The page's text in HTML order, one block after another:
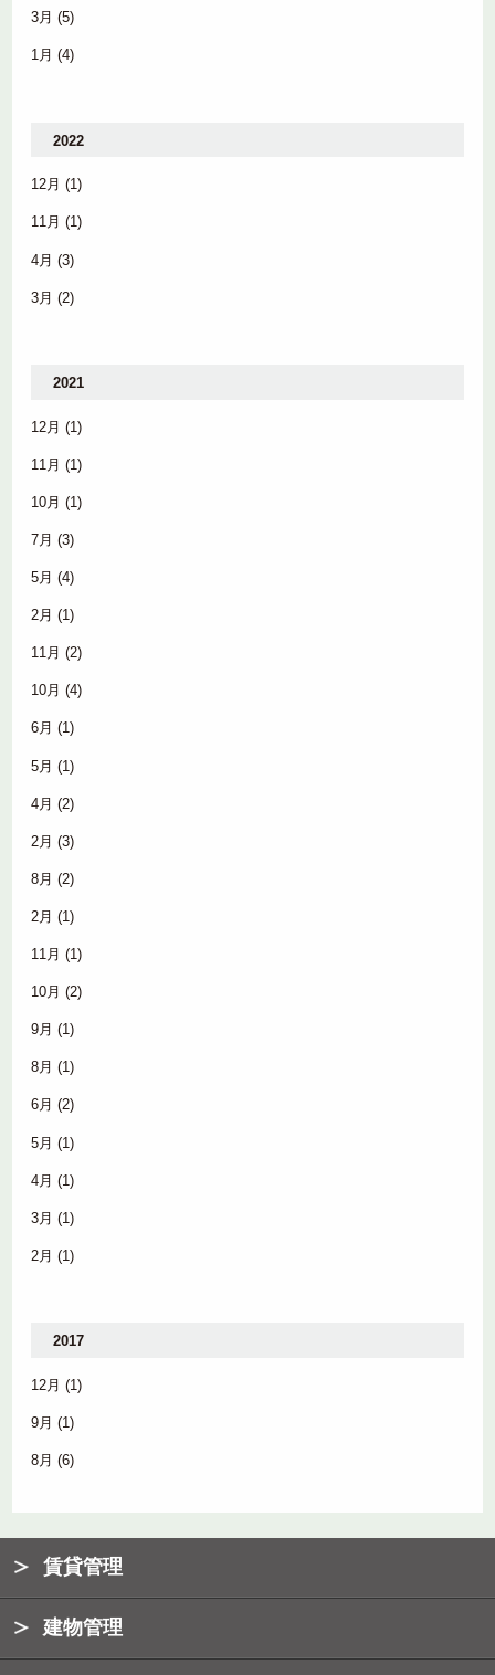
3月 (5)
1月 (4)
2022
12月 (1)
11月 (1)
4月 (3)
3月 (2)
2021
12月 (1)
11月 (1)
10月 (1)
7月 (3)
5月 (4)
2月 (1)
11月 (2)
10月 (4)
6月 (1)
5月 (1)
4月 (2)
2月 (3)
8月 (2)
2月 (1)
11月 (1)
10月 (2)
9月 (1)
8月 (1)
6月 (2)
5月 (1)
4月 (1)
3月 (1)
2月 (1)
2017
12月 (1)
9月 (1)
8月 (6)
賃貸管理
建物管理